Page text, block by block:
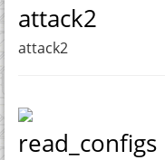
attack2
attack2
read_configs